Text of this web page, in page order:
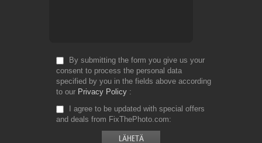
By submitting the form you give us your
consent to process the personal data
specified by you in the fields above according
to our Privacy Policy
I agree to be updated with special offers
and deals from FixThePhoto.com